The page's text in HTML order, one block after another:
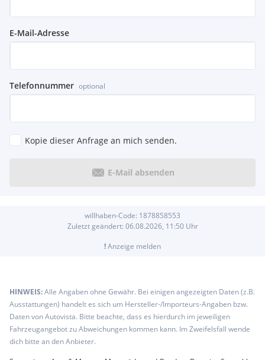
E-Mail-Adresse
Telefonnummer optional
Kopie dieser Anfrage an mich senden.
E-Mail absenden
willhaben-Code: 1878858553
Zuletzt geändert: 06.08.2026, 11:50Uhr
!Anzeige melden
HINWEIS:Alle Angaben ohne Gewähr. Bei einigen angezeigten Daten (z.B.
Ausstattungen) handelt es sich um Hersteller-/Importeurs-Angaben bzw.
Daten von Autovista. Bitte beachte, dass es hierdurch im jeweiligen
Fahrzeugangebot zu Abweichungen kommen kann. Im Zweifelsfall wende
dich bitte an den Anbieter.